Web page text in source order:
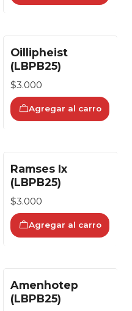
Oillipheist
(LBPB25)
$3.000
Agregar al carro
Ramses Ix
(LBPB25)
$3.000
Agregar al carro
Amenhotep
(LBPB25)